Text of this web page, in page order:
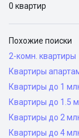
0 квартир
Похожие поиски
2-комн. квартиры
Квартиры
Квартиры до 1
Квартиры до 1.5
Квартиры до 2
Квартиры до 4